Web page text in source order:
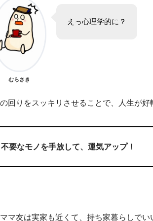
むらさき
えっ心理学的に？
回りをスッキリさせることで、人生が好
不要なモノを手放して、運気アップ！
ママ友は実家も近くて、持ち家暮らしでい